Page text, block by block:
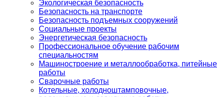
Экологическая безопасность
Безопасность на транспорте
Безопасность подъемных сооружений
Социальные проекты
Энергетическая безопасность
Профессиональное обучение рабочим
специальностям
Машиностроение и металлообработка, питейные
работы
Сварочные работы
Котельные, холодноштамповочные,